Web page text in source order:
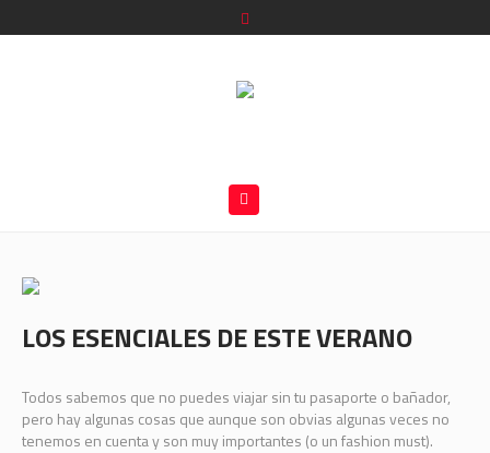
LOS ESENCIALES DE ESTE VERANO
Todos sabemos que no puedes viajar sin tu pasaporte o bañador,
pero hay algunas cosas que aunque son obvias algunas veces no
tenemos en cuenta y son muy importantes (o un fashion must).